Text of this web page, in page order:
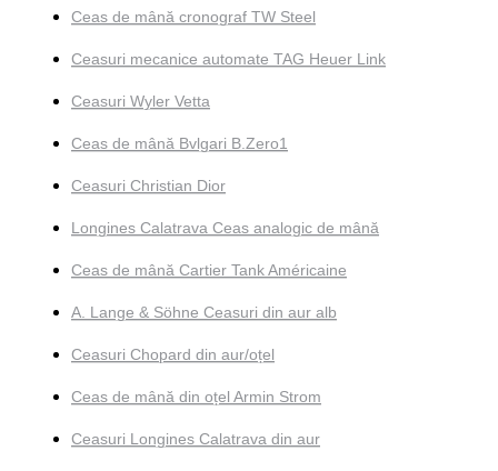
Ceas de mână cronograf TW Steel
Ceasuri mecanice automate TAG Heuer Link
Ceasuri Wyler Vetta
Ceas de mână Bvlgari B.Zero1
Ceasuri Christian Dior
Longines Calatrava Ceas analogic de mână
Ceas de mână Cartier Tank Américaine
A. Lange & Söhne Ceasuri din aur alb
Ceasuri Chopard din aur/oțel
Ceas de mână din oțel Armin Strom
Ceasuri Longines Calatrava din aur